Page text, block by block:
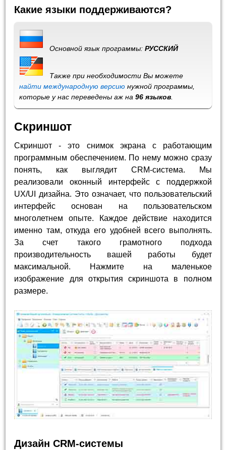
Какие языки поддерживаются?
Основной язык программы:РУССКИЙ
Также при необходимости Вы можете
найти международную версию нужной программы,
которые у нас переведены аж на96 языков.
Скриншот
Скриншот - это снимок экрана с работающим
программным обеспечением. По нему можно сразу
понять, как выглядит CRM-система. Мы
реализовали оконный интерфейс с поддержкой
UX/UI дизайна. Это означает, что пользовательский
интерфейс основан на пользовательском
многолетнем опыте. Каждое действие находится
именно там, откуда его удобней всего выполнять.
За счет такого грамотного подхода
производительность вашей работы будет
максимальной. Нажмите на маленькое
изображение для открытия скриншота в полном
размере.
Дизайн CRM-системы